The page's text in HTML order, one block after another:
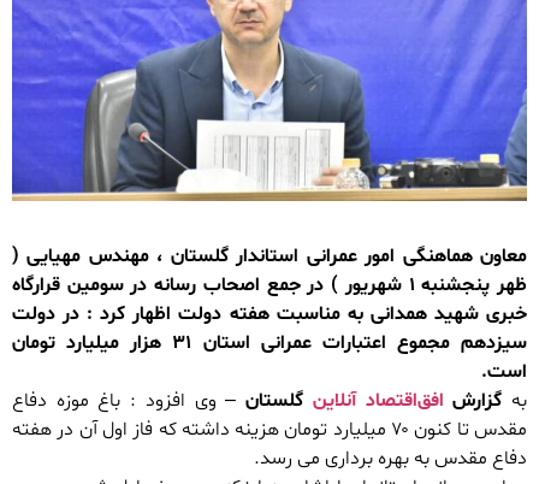
معاون هماهنگی امور عمرانی استاندار گلستان ، مهندس مهیایی (
ظهر پنجشنبه ۱ شهریور ) در جمع اصحاب رسانه در سومین قرارگاه
خبری شهید همدانی به مناسبت هفته دولت اظهار کرد : در دولت
سیزدهم مجموع اعتبارات عمرانی استان ۳۱ هزار میلیارد تومان
است.
به گزارش افق‌اقتصاد آنلاین گلستان– وی افزود : باغ موزه دفاع
مقدس تا کنون ۷۰ میلیارد تومان هزینه داشته که فاز اول آن در هفته
دفاع مقدس به بهره برداری می رسد.